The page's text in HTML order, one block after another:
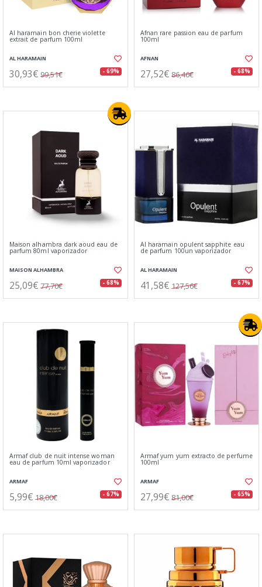
Al haramain bon cherie violette
extrait de parfum 100ml
AL HARAMAIN
30,93€ 99,51€ - 69%
Afnan rare passion eau de parfum
100ml
AFNAN
27,52€ 86,46€ - 68%
Maison alhambra dark aoud eau de
parfum 80ml vaporizador
MAISON ALHAMBRA
25,09€ 77,70€ - 68%
Al haramain opulent sapphite eau
de parfum 100un vaporizador
AL HARAMAIN
41,58€ 127,56€ - 67%
Armaf club de nuit intense woman
eau de parfum 10ml vaporizador
ARMAF
5,99€ 18,00€ - 67%
Armaf yum yum extracto de perfume
100ml
ARMAF
27,99€ 81,00€ - 65%